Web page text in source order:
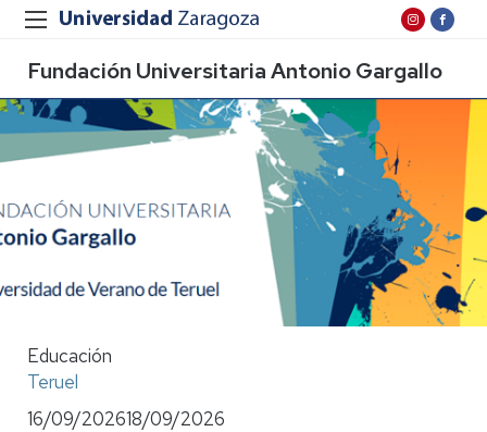
Fundación Universitaria Antonio Gargallo
Educación
Teruel
16/09/202618/09/2026